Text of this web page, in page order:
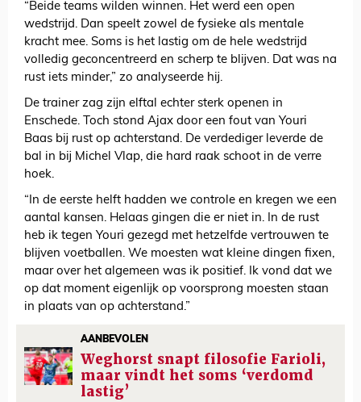
“Beide teams wilden winnen. Het werd een open
wedstrijd. Dan speelt zowel de fysieke als mentale
kracht mee. Soms is het lastig om de hele wedstrijd
volledig geconcentreerd en scherp te blijven. Dat was na
rust iets minder,” zo analyseerde hij.
De trainer zag zijn elftal echter sterk openen in
Enschede. Toch stond Ajax door een fout van Youri
Baas bij rust op achterstand. De verdediger leverde de
bal in bij Michel Vlap, die hard raak schoot in de verre
hoek.
“In de eerste helft hadden we controle en kregen we een
aantal kansen. Helaas gingen die er niet in. In de rust
heb ik tegen Youri gezegd met hetzelfde vertrouwen te
blijven voetballen. We moesten wat kleine dingen fixen,
maar over het algemeen was ik positief. Ik vond dat we
op dat moment eigenlijk op voorsprong moesten staan
in plaats van op achterstand.”
AANBEVOLEN
Weghorst snapt filosofie Farioli,
maar vindt het soms ‘verdomd
lastig’